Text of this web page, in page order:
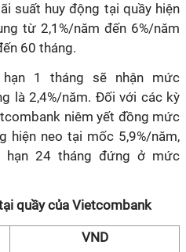
suất huy động tại quầy hiện
từ 2,1%/năm đến 6%/năm
60 tháng.
1 tháng sẽ nhận mức
là 2,4%/năm. Đối với các kỳ
niêm yết đồng mức
hiện neo tại mốc 5,9%/năm,
24 tháng đứng ở mức
quầy của Vietcombank
VND